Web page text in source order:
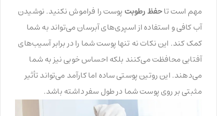
مهم است تاحفظ رطوبت پوست را فراموش نکنید. نوشیدن
آب کافی و استفاده از اسپری‌های آبرسان می‌تواند به شما
کمک کند. این نکات نه تنها پوست شما را در برابر آسیب‌های
آفتابی محافظت می‌کنند بلکه احساس خوبی نیز به شما
می‌دهند. این روتین پوستی ساده اما کارآمد می‌تواند تأثیر
مثبتی بر روی پوست شما در طول سفر داشته باشد.